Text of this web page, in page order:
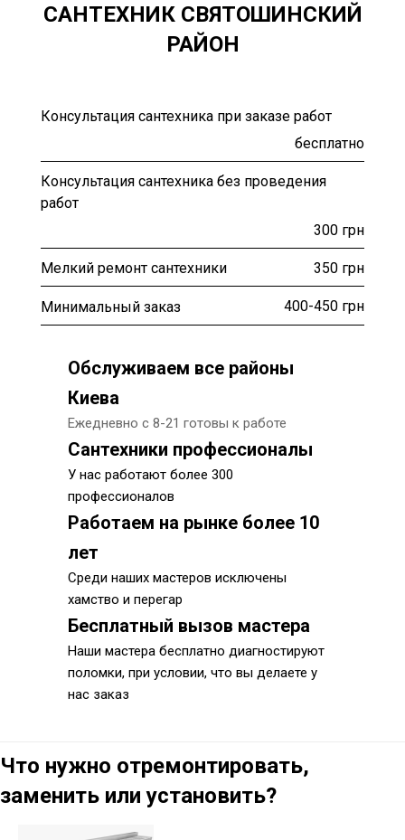
САНТЕХНИК СВЯТОШИНСКИЙ
РАЙОН
Консультация сантехника при заказе работ
бесплатно
Консультация сантехника без проведения
работ
300 грн
Мелкий ремонт сантехники 350 грн
Минимальный заказ 400-450 грн
Обслуживаем все районы
Киева
Ежедневно с 8-21 готовы к работе
Сантехники профессионалы
У нас работают более 300
профессионалов
Работаем на рынке более 10
лет
Среди наших мастеров исключены
хамство и перегар
Бесплатный вызов мастера
Наши мастера бесплатно диагностируют
поломки, при условии, что вы делаете у
нас заказ
Что нужно отремонтировать,
заменить или установить?